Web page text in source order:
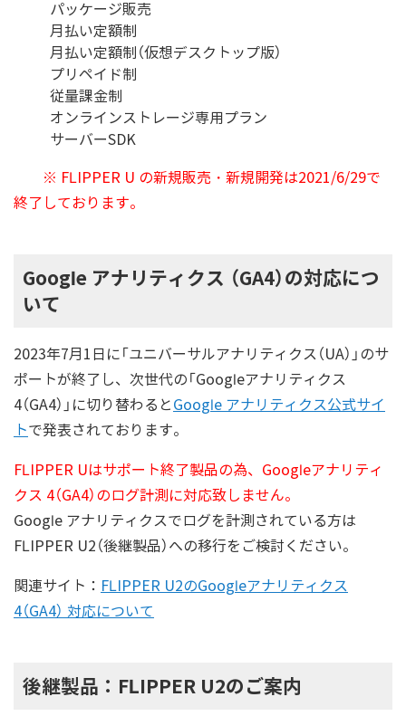
パッケージ販売
月払い定額制
月払い定額制（仮想デスクトップ版）
プリペイド制
従量課金制
オンラインストレージ専用プラン
サーバーSDK
※ FLIPPER U の新規販売・新規開発は2021/6/29で
終了しております。
Google アナリティクス （GA4）の対応につ
いて
2023年7月1日に「ユニバーサルアナリティクス（UA）」のサ
ポートが終了し、次世代の「Googleアナリティクス
4（GA4）」に切り替わると Google アナリティクス公式サイ
トで発表されております。
FLIPPER Uはサポート終了製品の為、Googleアナリティ
クス 4（GA4）のログ計測に対応致しません。
Google アナリティクスでログを計測されている方は
FLIPPER U2（後継製品）への移行をご検討ください。
関連サイト： FLIPPER U2のGoogleアナリティクス
4（GA4） 対応について
後継製品：FLIPPER U2のご案内